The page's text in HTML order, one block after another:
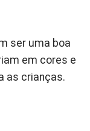
ser uma boa
em cores e
as crianças.